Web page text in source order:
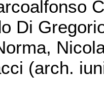
Di
(arch.